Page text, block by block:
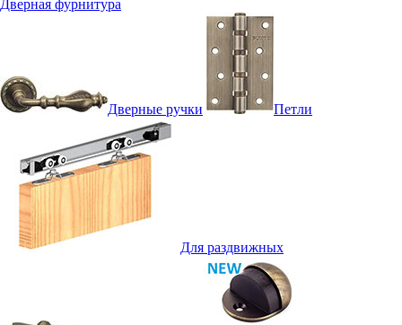
Дверная фурнитура
Дверные ручки Петли
Для раздвижных